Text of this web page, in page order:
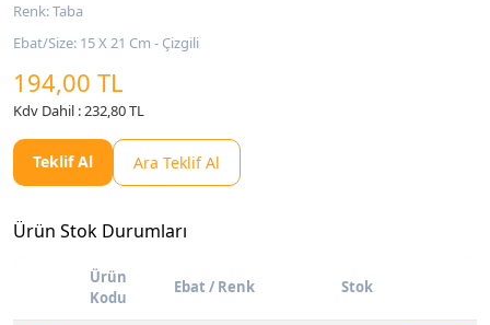
Renk: Taba
Ebat/Size: 15 X 21 Cm - Çizgili
194,00 TL
Kdv Dahil : 232,80 TL
Teklif Al Ara Teklif Al
Ürün Stok Durumları
Ürün
Kodu
Ebat / Renk Stok